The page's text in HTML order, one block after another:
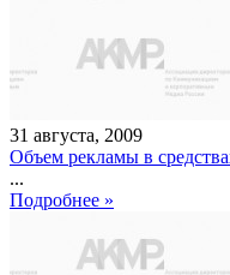
31 августа, 2009
Объем рекламы в
...
Подробнее »